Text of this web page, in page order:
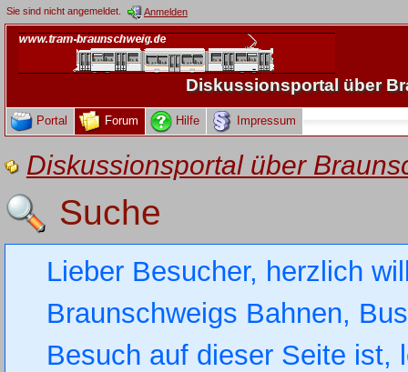
Sie sind nicht angemeldet. Anmelden
Diskussionsportal über
Portal Forum Hilfe Impressum
Diskussionsportal über
Suche
Lieber Besucher, herzlich
Braunschweigs Bahnen,
Besuch auf dieser Seite